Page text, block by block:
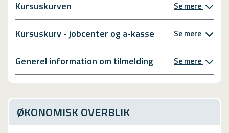
Kursuskurven Se mere
Kursuskurv - jobcenter og a-kasse Se mere
Generel information om tilmelding Se mere
ØKONOMISK OVERBLIK